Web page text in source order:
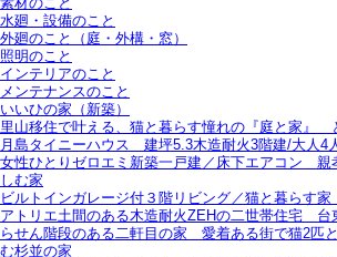
水廻・設備のこと
外廻のこと（庭・外構・窓）
照明のこと
インテリアのこと
メンテナンスのこと
いいひの家（新築）
里山移住で叶える、猫と暮らす憧れの『庭と家』＿
月島タイニーハウス＿建坪5.3木造耐火3階建/大人4
女性ひとりゼロエミ新築一戸建／床下エアコン＿
しむ家
ビルトインガレージ付３階リビング／猫と暮らす家
アトリエ土間のある木造耐火ZEHの二世帯住宅＿台
らせん階段のある二軒目の家＿愛着ある街で猫2匹
む杉並の家